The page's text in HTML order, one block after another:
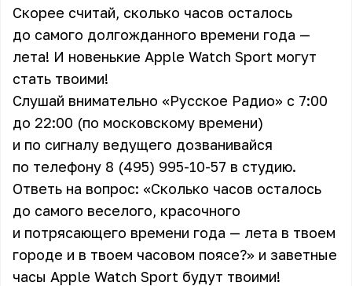
Скорее считай, сколько часов осталось
до самого долгожданного времени года —
лета! И новенькие Apple Watch Sport могут
стать твоими!
Слушай внимательно «Русское Радио» с 7:00
до 22:00 (по московскому времени)
и по сигналу ведущего дозванивайся
по телефону 8 (495) 995-10-57 в студию.
Ответь на вопрос: «Сколько часов осталось
до самого веселого, красочного
и потрясающего времени года — лета в твоем
городе и в твоем часовом поясе?» и заветные
часы Apple Watch Sport будут твоими!